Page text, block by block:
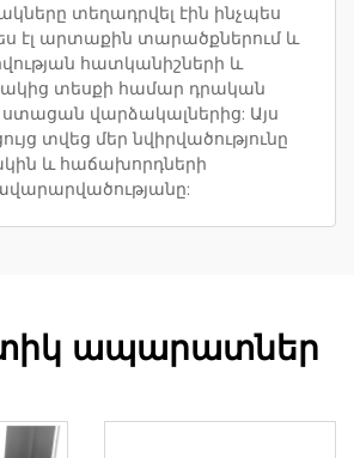
տեղադրվել էին ինչպես
էլ արտաքին տարածքներում և
հատկանիշների և
տեսքի համար դրական
վարձակալներից: Այս
տվեց մեր նվիրվածությունը
և հաճախորդների
ապարատներ